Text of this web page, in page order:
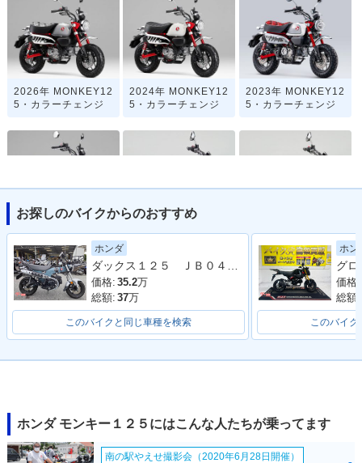
2026年 MONKEY12
5・カラーチェンジ
2024年 MONKEY12
5・カラーチェンジ
2023年 MONKEY12
5・カラーチェンジ
5・フルモデルチェ
ンジ
お探しのバイクからのおすすめ
ホンダ
ダックス１２５ ＪＢ０４型 ワンオーナー フロントカゴ ＡＢＳ ＬＥＤ 整備 保証 自賠責保険
価格: 35.2万
総額: 37万
このバイクと同じ車種を検索
ホン
価格:
総額:
このバイク
ホンダ モンキー１２５にはこんな人たちが乗ってます
南の駅やえせ撮影会（2020年6月28日開催）